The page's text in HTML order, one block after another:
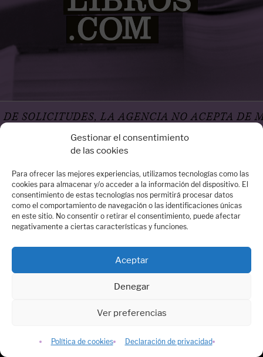
Gestionar el consentimiento
de las cookies
Para ofrecer las mejores experiencias, utilizamos tecnologías como las
cookies para almacenar y/o acceder a la información del dispositivo. El
consentimiento de estas tecnologías nos permitirá procesar datos
como el comportamiento de navegación o las identificaciones únicas
en este sitio. No consentir o retirar el consentimiento, puede afectar
negativamente a ciertas características y funciones.
Aceptar
Denegar
Ver preferencias
Política de cookies Declaración de privacidad
ACEPTA DE MANERA MOMENTÁNEA
Oficina Madrid
Calle Arrieta, 14 – 3º Dcha - 28013 Madrid
Contacta con nosotros:contacto@dospassos.es
© 2026 DOSPASSOS Agencia literaria y Comunicación
Diseño & desarrolloNo somos nada